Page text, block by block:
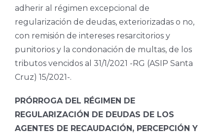
adherir al régimen excepcional de
regularización de deudas, exteriorizadas o no,
con remisión de intereses resarcitorios y
punitorios y la condonación de multas, de los
tributos vencidos al 31/1/2021 -RG (ASIP Santa
Cruz) 15/2021-.
PRÓRROGA DEL RÉGIMEN DE
REGULARIZACIÓN DE DEUDAS DE LOS
AGENTES DE RECAUDACIÓN, PERCEPCIÓN Y